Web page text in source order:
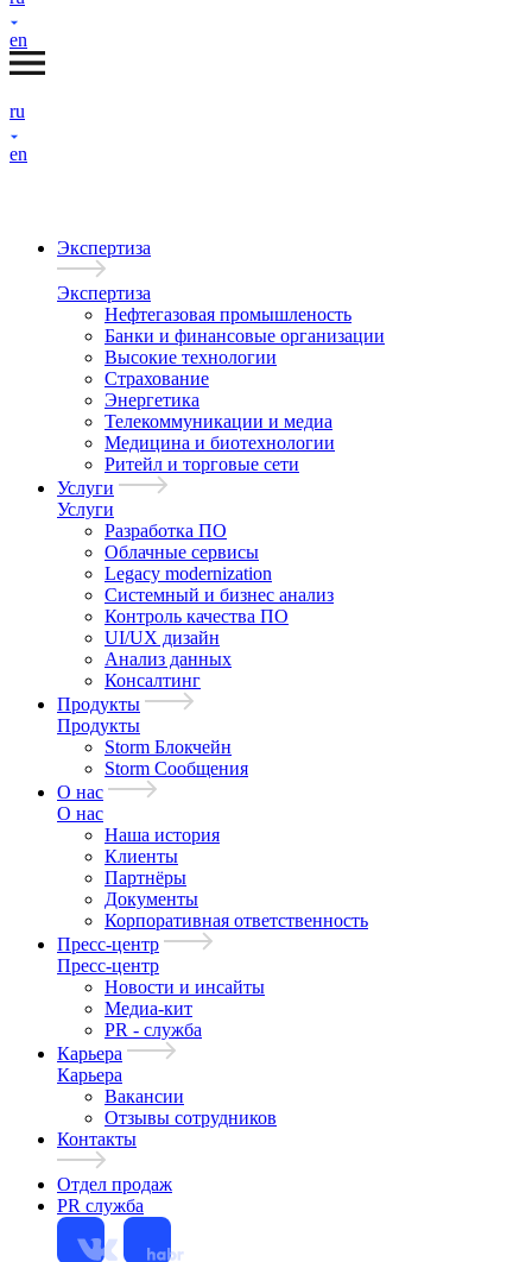
en
ru
en
Экспертиза
Экспертиза
Нефтегазовая промышленость
Банки и финансовые организации
Высокие технологии
Страхование
Энергетика
Телекоммуникации и медиа
Медицина и биотехнологии
Ритейл и торговые сети
Услуги
Услуги
Разработка ПО
Облачные сервисы
Legacy modernization
Системный и бизнес анализ
Контроль качества ПО
UI/UX дизайн
Анализ данных
Консалтинг
Продукты
Продукты
Storm Блокчейн
Storm Сообщения
О нас
О нас
Наша история
Клиенты
Партнёры
Документы
Корпоративная ответственность
Пресс-центр
Пресс-центр
Новости и инсайты
Медиа-кит
PR - служба
Карьера
Карьера
Вакансии
Отзывы сотрудников
Контакты
Отдел продаж
PR служба